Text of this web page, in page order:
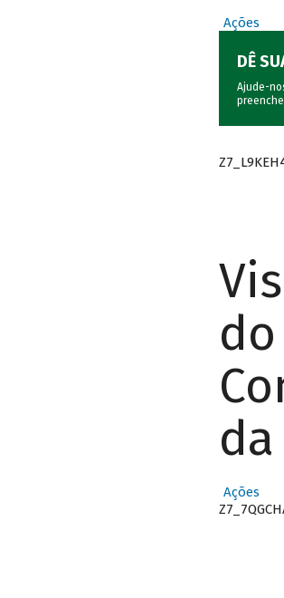
Ações
DÊ
Ajude-
do
Ações